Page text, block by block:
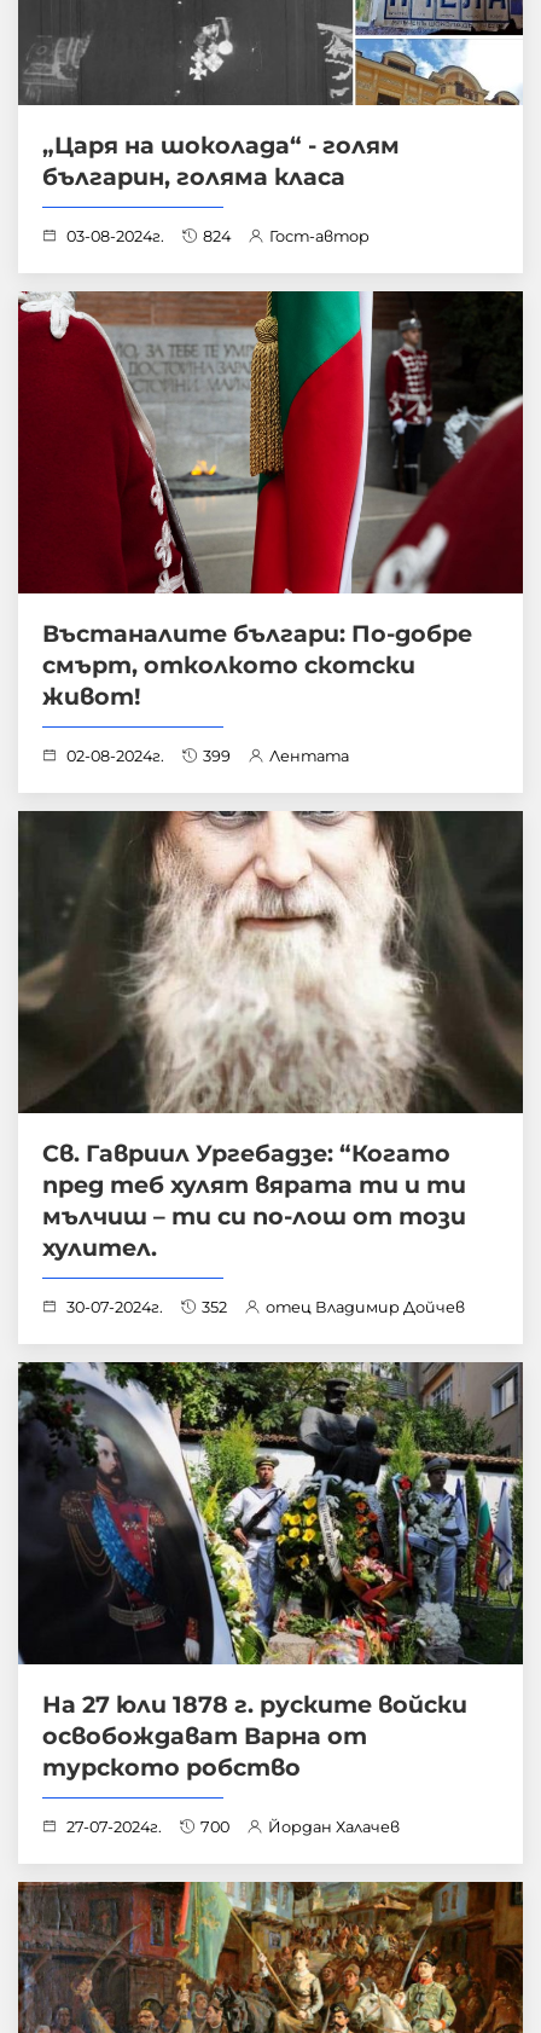
„Царя на шоколада“ - голям
българин, голяма класа
03-08-2024г. 824 Гост-автор
Въстаналите българи: По-добре
смърт, отколкото скотски
живот!
02-08-2024г. 399 Лентата
Св. Гавриил Ургебадзe: “Когато
пред теб хулят вярата ти и ти
мълчиш – ти си по-лош от този
хулител.
30-07-2024г. 352 отец Владимир Дойчев
На 27 юли 1878 г. руските войски
освобождават Варна от
турското робство
27-07-2024г. 700 Йордан Халачев